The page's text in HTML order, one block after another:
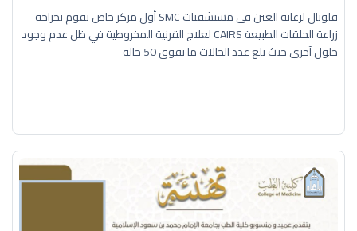
قلوبال لرعاية العين في مستشفيات SMC أول مركز خاص يقوم بجراحة
زراعة الحلقات الطبيعة CAIRS لعلاج القرنية المخروطية في ظل عدم وجود
حلول آخرى حيث بلغ عدد الحالات ما يفوق 50 حالة